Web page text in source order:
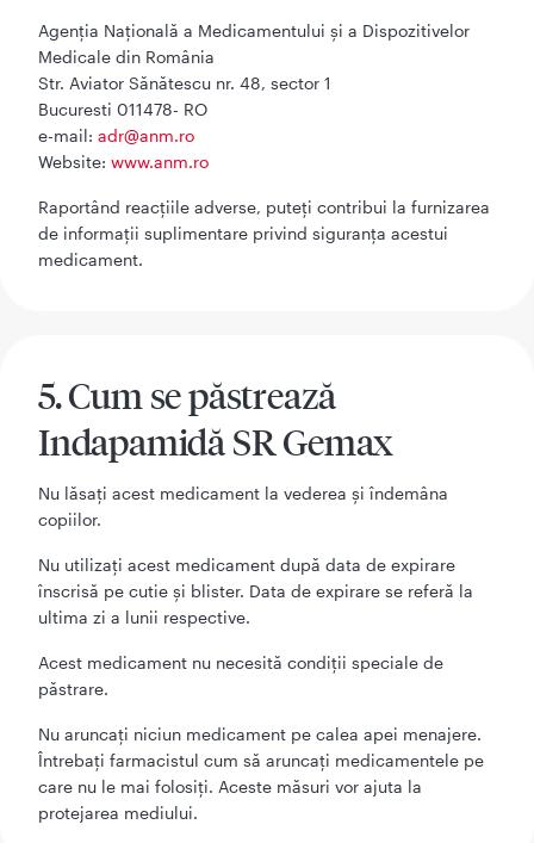
Agenţia Naţională a Medicamentului şi a Dispozitivelor
Medicale din România
Str. Aviator Sănătescu nr. 48, sector 1
Bucuresti 011478- RO
e-mail: adr@anm.ro
Website: www.anm.ro
Raportând reacţiile adverse, puteţi contribui la furnizarea
de informaţii suplimentare privind siguranţa acestui
medicament.
5. Cum se păstrează
Indapamidă SR Gemax
Nu lăsați acest medicament la vederea şi îndemâna
copiilor.
Nu utilizaţi acest medicament după data de expirare
înscrisă pe cutie şi blister. Data de expirare se referă la
ultima zi a lunii respective.
Acest medicament nu necesită condiţii speciale de
păstrare.
Nu aruncați niciun medicament pe calea apei menajere.
Întrebaţi farmacistul cum să aruncați medicamentele pe
care nu le mai folosiți. Aceste măsuri vor ajuta la
protejarea mediului.